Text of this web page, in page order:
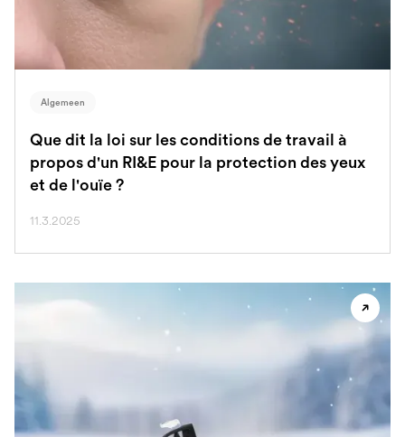
Algemeen
Que dit la loi sur les conditions de travail à
propos d'un RI&E pour la protection des yeux
et de l'ouïe ?
11.3.2025